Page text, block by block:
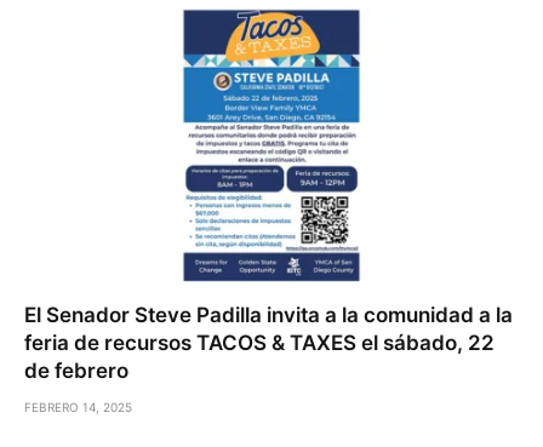
El Senador Steve Padilla invita a la comunidad a la
feria de recursos TACOS & TAXES el sábado, 22
de febrero
FEBRERO 14, 2025